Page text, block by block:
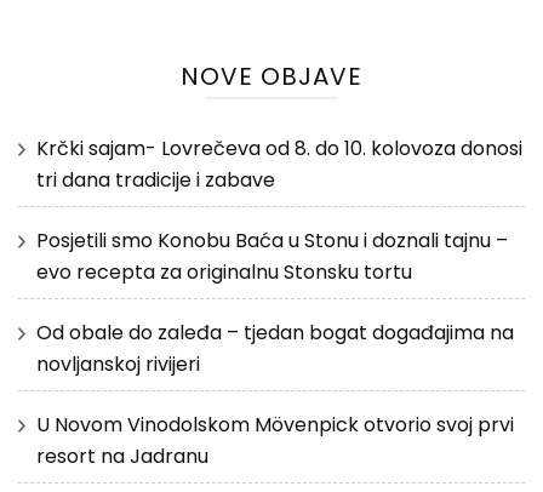
NOVE OBJAVE
Krčki sajam- Lovrečeva od 8. do 10. kolovoza donosi
tri dana tradicije i zabave
Posjetili smo Konobu Baća u Stonu i doznali tajnu –
evo recepta za originalnu Stonsku tortu
Od obale do zaleđa – tjedan bogat događajima na
novljanskoj rivijeri
U Novom Vinodolskom Mövenpick otvorio svoj prvi
resort na Jadranu